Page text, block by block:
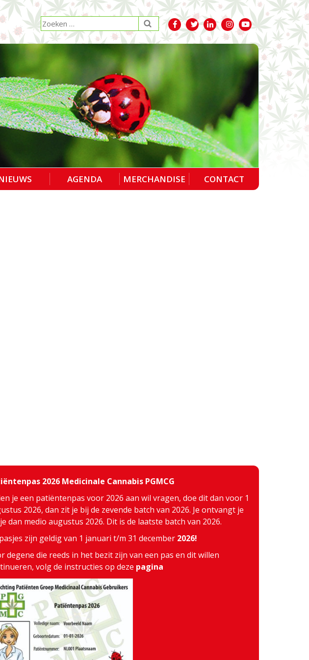
AGENDA MERCHANDISE CONTACT
2026 Medicinale Cannabis PGMCG
je een patiëntenpas voor 2026 aan wil vragen, doe dit dan voor 1
2026, dan zit je bij de zevende batch van 2026. Je ontvangt je
dan medio augustus 2026. Dit is de laatste batch van 2026.
zijn geldig van 1 januari t/m 31 december 2026!
degene die reeds in het bezit zijn van een pas en dit willen
volg de instructies op deze pagina